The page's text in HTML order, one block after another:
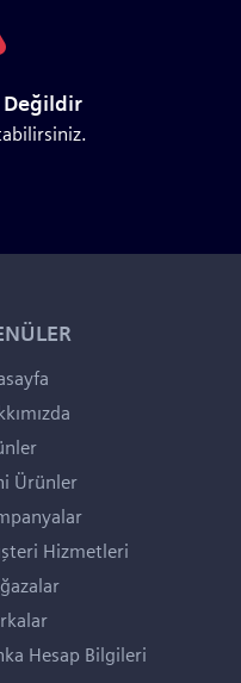
Değildir
Ürünler
Hizmetleri
Hesap Bilgileri